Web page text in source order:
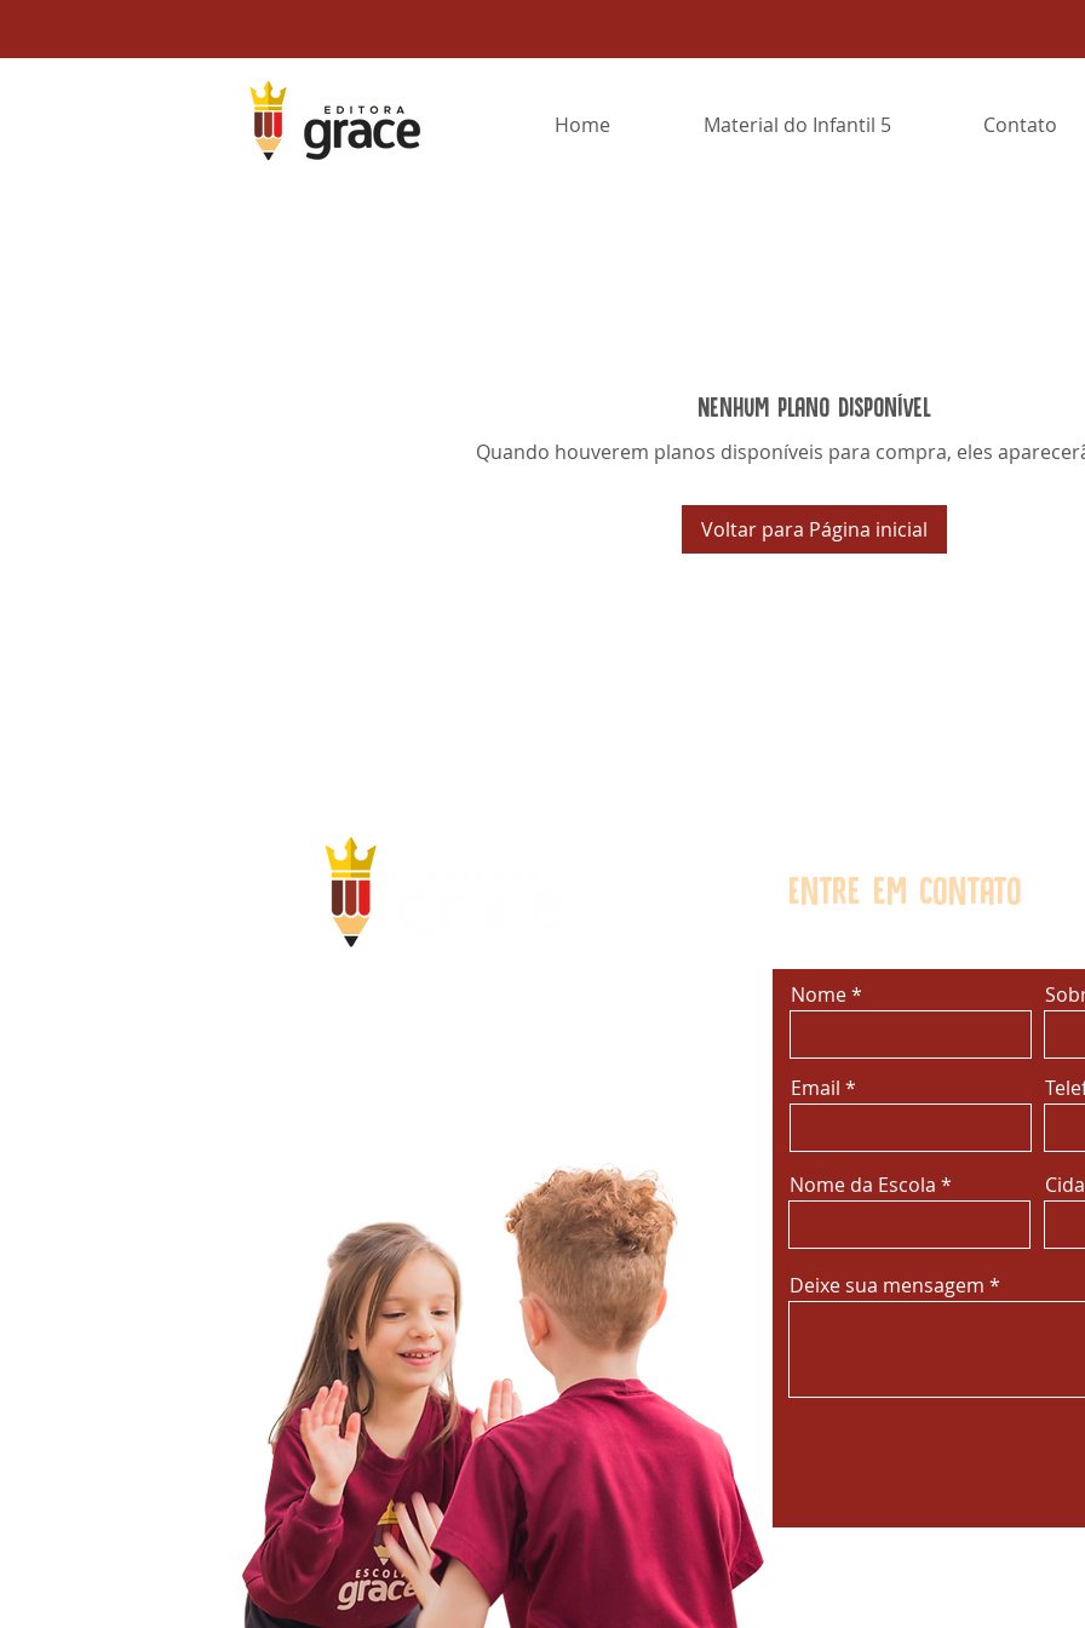
Home Material do Infantil 5 Contato
Nenhum plano disponível
Quando houverem planos disponíveis para compra, eles
Voltar para Página inicial
Entre em contato
Nome
Email
Nome da Escola
Deixe sua mensagem